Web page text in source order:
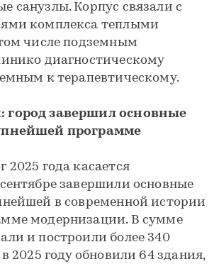
санузлы. Корпус связали с
комплекса теплыми
числе подземным
диагностическому
к терапевтическому.
завершил основные
программе
2025 года касается
завершили основные
в современной истории
модернизации. В сумме
и построили более 340
2025 году обновили 64 здания,